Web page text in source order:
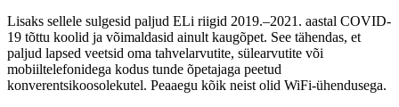
Lisaks sellele sulgesid paljud ELi riigid 2019.–2021. aastal COVID-
19 tõttu koolid ja võimaldasid ainult kaugõpet. See tähendas, et
paljud lapsed veetsid oma tahvelarvutite, sülearvutite või
mobiiltelefonidega kodus tunde õpetajaga peetud
konverentsikoosolekutel. Peaaegu kõik neist olid WiFi-ühendusega.